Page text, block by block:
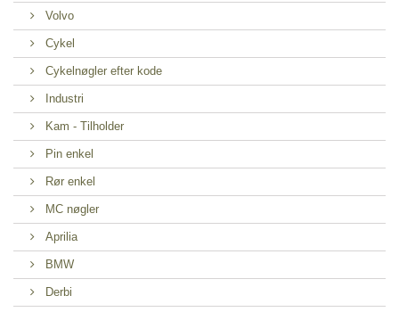
Volvo
Cykel
Cykelnøgler efter kode
Industri
Kam - Tilholder
Pin enkel
Rør enkel
MC nøgler
Aprilia
BMW
Derbi